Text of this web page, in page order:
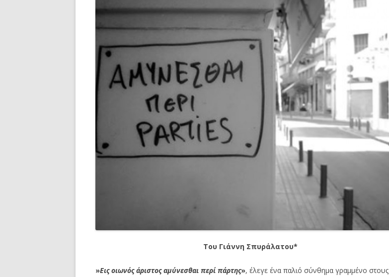
Του Γιάννη Σπυράλατου*
»Εις οιωνός άριστος αμύνεσθαι περί πάρτης», έλεγε ένα παλιό σύνθημα γραμμένο στους